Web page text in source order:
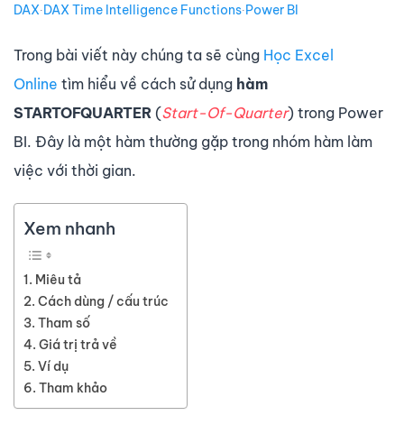
DAX∙DAX Time Intelligence Functions∙Power BI
Trong bài viết này chúng ta sẽ cùng Học Excel
Online tìm hiểu về cách sử dụng hàm
STARTOFQUARTER (Start-Of-Quarter) trong Power
BI. Đây là một hàm thường gặp trong nhóm hàm làm
việc với thời gian.
Xem nhanh
Miêu tả
Cách dùng / cấu trúc
Tham số
Giá trị trả về
Ví dụ
Tham khảo